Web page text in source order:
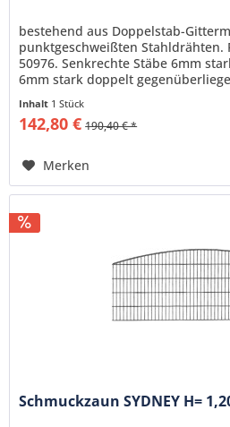
bestehend aus Doppelstab-
punktgeschweißten Stahldrähten.
50976. Senkrechte Stäbe 6mm
6mm stark doppelt
Inhalt 1 Stück
142,80 € 190,40 € *
Merken
Schmuckzaun SYDNEY H=